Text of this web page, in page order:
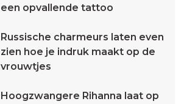
een opvallende tattoo
Russische charmeurs laten even
zien hoe je indruk maakt op de
vrouwtjes
Hoogzwangere Rihanna laat op